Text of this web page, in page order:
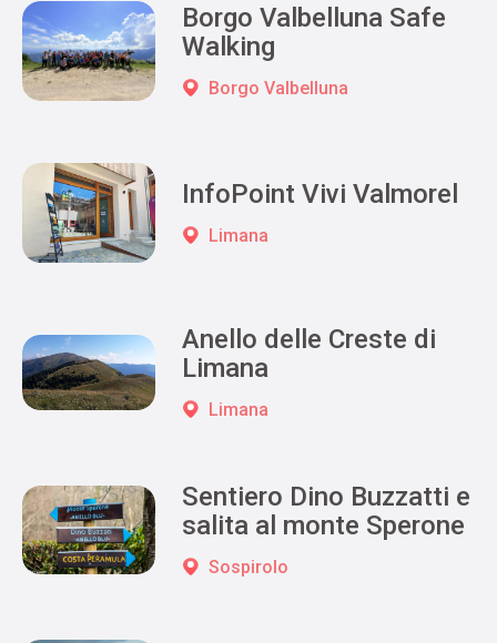
Borgo Valbelluna Safe
Walking
Borgo Valbelluna
InfoPoint Vivi Valmorel
Limana
Anello delle Creste di
Limana
Limana
Sentiero Dino Buzzatti e
salita al monte Sperone
Sospirolo